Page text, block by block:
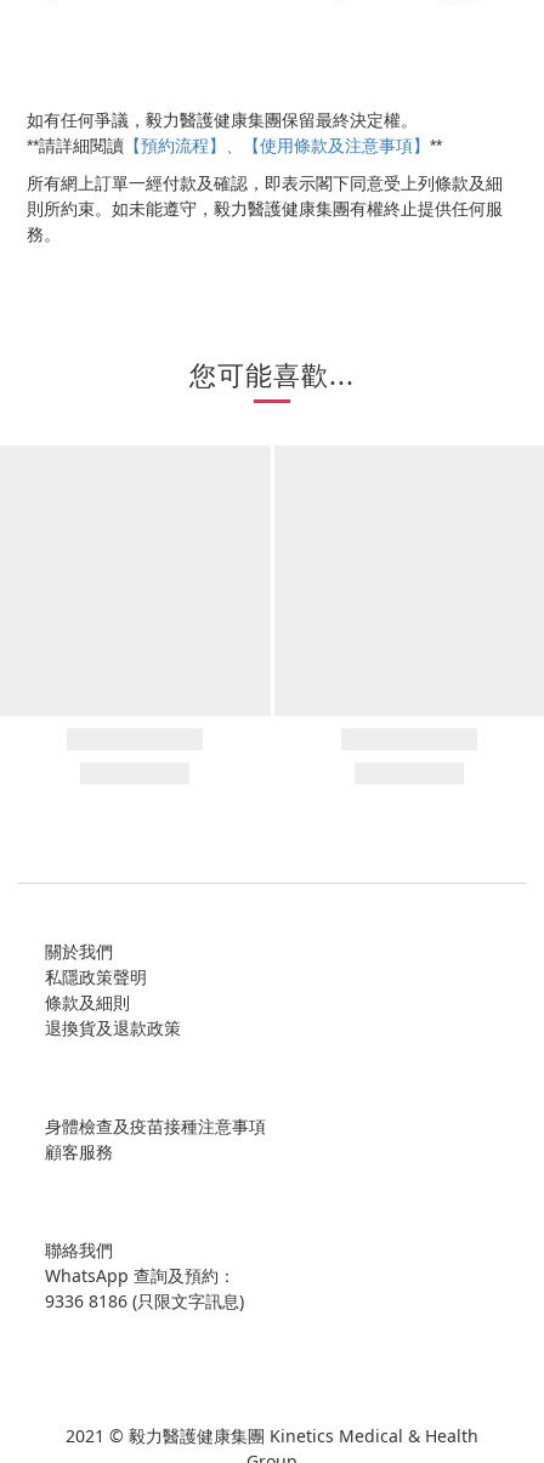
如有任何爭議，毅力醫護健康集團保留最終決定權。
**請詳細閱讀 【預約流程】、【使用條款及注意事項】 **
所有網上訂單一經付款及確認，即表示閣下同意受上列條款及細
則所約束。如未能遵守，毅力醫護健康集團有權終止提供任何服
務。
您可能喜歡...
關於我們
私隱政策聲明
條款及細則
退換貨及退款政策
身體檢查及疫苗接種注意事項
顧客服務
聯絡我們
WhatsApp 查詢及預約：
9336 8186 (只限文字訊息)
2021 © 毅力醫護健康集團 Kinetics Medical & Health